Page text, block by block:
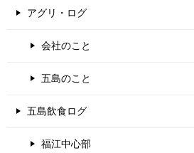
アグリ・ログ
会社のこと
五島のこと
五島飲食ログ
福江中心部